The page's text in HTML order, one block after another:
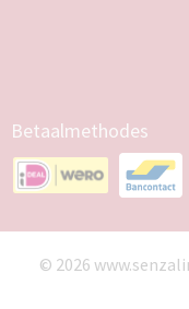
Betaalmethodes
© 2026